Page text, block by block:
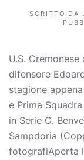
SCRITTO DA
U.S.
difensore
stagione
e Prima
in Serie C.
Sampdoria
fotografiAperta